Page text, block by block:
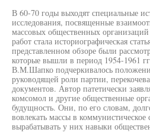
В 60-70 годы выходят специальные
исследования, посвященные
массовых общественных
работ стала историографическая
представленном обзоре были
которые вышли в период 1954-1961
В.М.Шапко подчеркивалось
руководящей роли партии,
документов. Автор патетически
комсомол и другие общественные
будущность. Они, по его словам,
вовлекать массы в коммунистическое
вырабатывать у них навыки